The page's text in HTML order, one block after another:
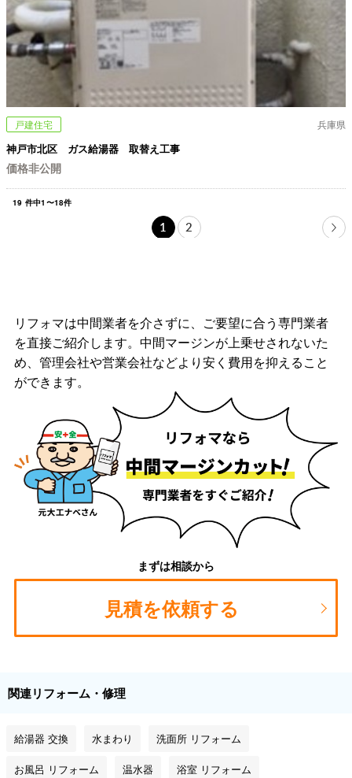
戸建住宅 兵庫県
神戸市北区 ガス給湯器 取替え工事
価格非公開
19 件中1 〜18件
1 2
リフォマは中間業者を介さずに、ご要望に合う専門業者
を直接ご紹介します。中間マージンが上乗せされないた
め、管理会社や営業会社などより安く費用を抑えること
ができます。
まずは相談から
見積を依頼する
関連リフォーム・修理
給湯器 交換 水まわり 洗面所 リフォーム
お風呂 リフォーム 温水器 浴室 リフォーム